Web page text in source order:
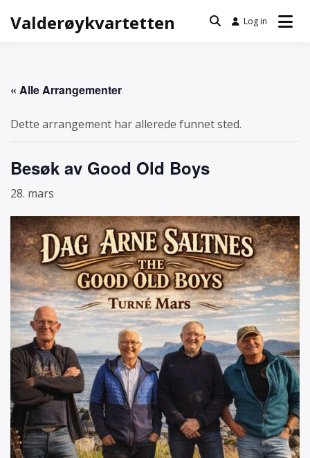
Valderøykvartetten Log in
« Alle Arrangementer
Dette arrangement har allerede funnet sted.
Besøk av Good Old Boys
28. mars